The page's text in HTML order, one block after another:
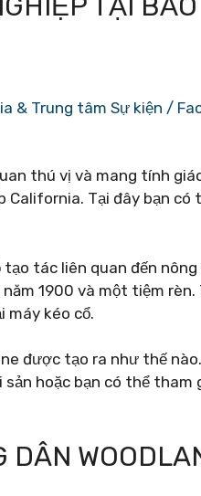
& Trung tâm Sự kiện /
thú vị và mang tính
California. Tại đây bạn
tác liên quan đến
1900 và một tiệm rèn.
máy kéo cổ.
được tạo ra như thế
hoặc bạn có thể tham
DÂN